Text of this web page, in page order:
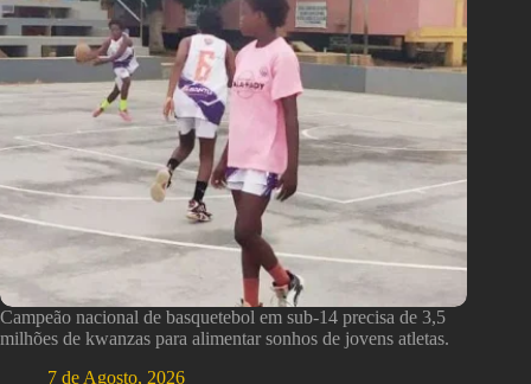
Campeão nacional de basquetebol em sub-14 precisa de 3,5
milhões de kwanzas para alimentar sonhos de jovens atletas.
7 de Agosto, 2026